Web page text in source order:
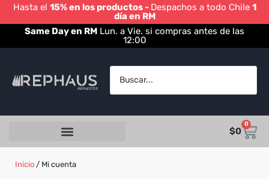
Hasta el 15% en los productos - Despachos a todo Chile 1
día en RM
Same Day en RM Lun. a Vie. si compras antes de las
12:00
$0
0
Inicio / Mi cuenta